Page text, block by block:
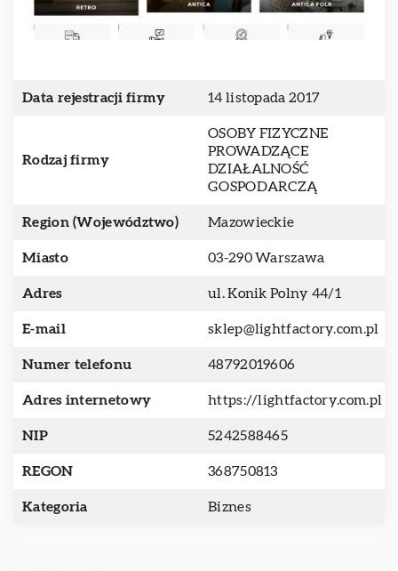
Data rejestracji firmy 14 listopada 2017
Rodzaj firmy
OSOBY FIZYCZNE
PROWADZĄCE
DZIAŁALNOŚĆ
GOSPODARCZĄ
Region (Województwo) Mazowieckie
Miasto 03-290 Warszawa
Adres ul. Konik Polny 44/1
E-mail sklep@lightfactory.com.pl
Numer telefonu 48792019606
Adres internetowy https://lightfactory.com.pl
NIP 5242588465
REGON 368750813
Kategoria Biznes